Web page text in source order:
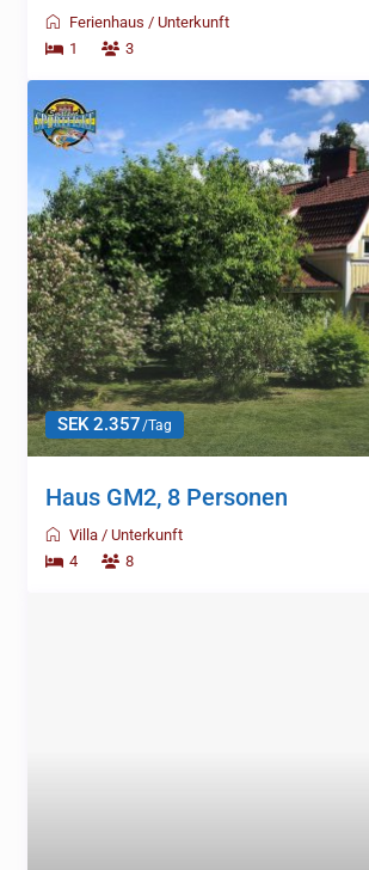
Ferienhaus /Unterkunft
1
3
SEK 2.357/Tag
Haus GM2, 8 Personen
Villa /Unterkunft
4
8